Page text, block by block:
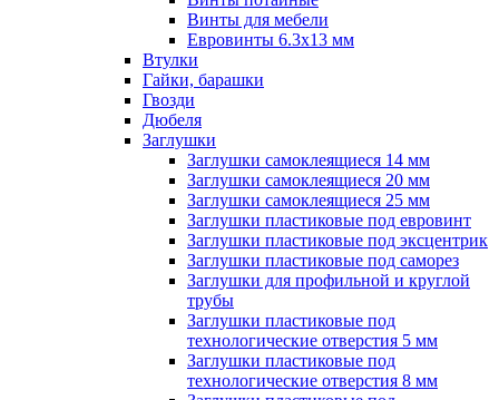
Винты для мебели
Евровинты 6.3х13 мм
Втулки
Гайки, барашки
Гвозди
Дюбеля
Заглушки
Заглушки самоклеящиеся 14 мм
Заглушки самоклеящиеся 20 мм
Заглушки самоклеящиеся 25 мм
Заглушки пластиковые под евровинт
Заглушки пластиковые под эксцентрик
Заглушки пластиковые под саморез
Заглушки для профильной и круглой
трубы
Заглушки пластиковые под
технологические отверстия 5 мм
Заглушки пластиковые под
технологические отверстия 8 мм